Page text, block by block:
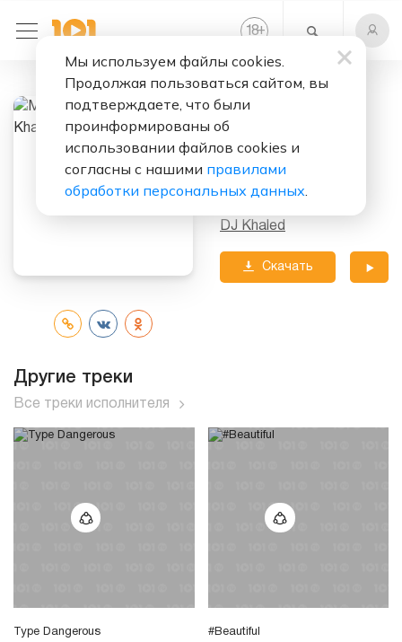
18+
Big Energy
(Remix)
DJ Khaled
Скачать
Другие треки
Все треки исполнителя
Type Dangerous
#Beautiful
Мы используем файлы cookies.
Продолжая пользоваться сайтом, вы
подтверждаете, что были
проинформированы об
использовании файлов cookies и
согласны с нашими правилами
обработки персональных данных.